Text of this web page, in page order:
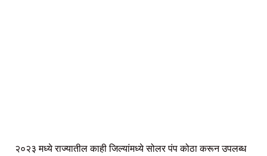
२०२३ मध्ये राज्यातील काही जिल्यांमध्ये सोलर पंप कोठा करून उपलब्ध